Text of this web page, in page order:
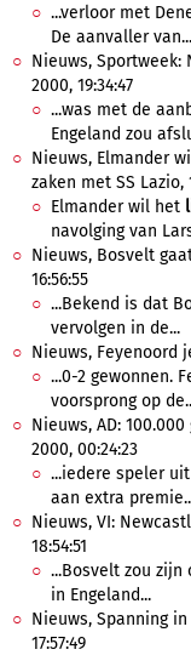
...verloor met
De aanvaller van...
Nieuws,
2000, 19:34:47
...was met de
Engeland zou
Nieuws, Elmander
zaken met SS Lazio,
Elmander wil het
navolging van
Nieuws, Bosvelt
16:56:55
...Bekend is dat
vervolgen in de...
Nieuws, Feyenoord
...0-2 gewonnen.
voorsprong op
Nieuws, AD:
2000, 00:24:23
...iedere speler
aan extra
Nieuws, VI:
18:54:51
...Bosvelt zou
in Engeland...
Nieuws, Spanning
17:57:49